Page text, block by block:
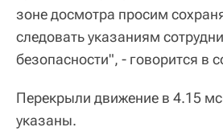
зоне досмотра просим
следовать указаниям
безопасности", - говорится в
Перекрыли движение в 4.15
указаны.